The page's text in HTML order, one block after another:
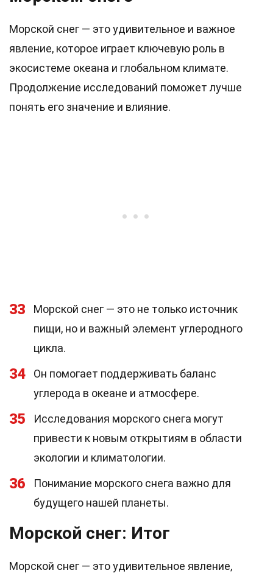
Морской снег — это удивительное и важное
явление, которое играет ключевую роль в
экосистеме океана и глобальном климате.
Продолжение исследований поможет лучше
понять его значение и влияние.
33
Морской снег — это не только источник
пищи, но и важный элемент углеродного
цикла.
34
Он помогает поддерживать баланс
углерода в океане и атмосфере.
35
Исследования морского снега могут
привести к новым открытиям в области
экологии и климатологии.
36
Понимание морского снега важно для
будущего нашей планеты.
Морской снег: Итог
Морской снег — это удивительное явление,